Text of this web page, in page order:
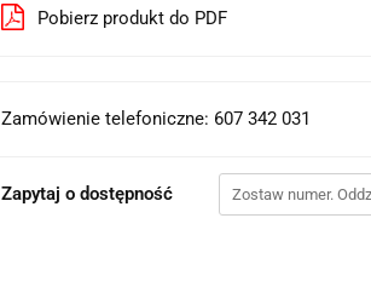
Pobierz produkt do PDF
Zamówienie telefoniczne: 607 342 031
Zapytaj o dostępność